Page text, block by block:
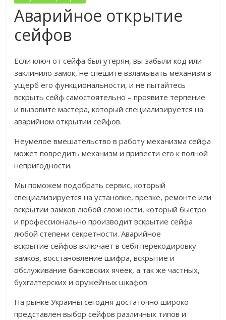
Аварийное открытие
сейфов
Если ключ от сейфа был утерян, вы забыли код или
заклинило замок, не спешите взламывать механизм в
ущерб его функциональности, и не пытайтесь
вскрыть сейф самостоятельно – проявите терпение
и вызовите мастера, который специализируется на
аварийном открытии сейфов.
Неумелое вмешательство в работу механизма сейфа
может повредить механизм и привести его к полной
непригодности.
Мы поможем подобрать сервис, который
специализируется на установке, врезке, ремонте или
вскрытии замков любой сложности, который быстро
и профессионально производит вскрытие сейфа
любой степени секретности. Аварийное
вскрытие сейфов включает в себя перекодировку
замков, восстановление шифра, вскрытие и
обслуживание банковских ячеек, а так же частных,
бухгалтерских и оружейных шкафов.
На рынке Украины сегодня достаточно широко
представлен выбор сейфов различных типов и